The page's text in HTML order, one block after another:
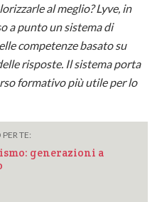
al meglio?Lyve, in
a punto un sistema di
competenze basato su
risposte. Il sistema porta
formativo più utile per lo
TE:
generazioni a